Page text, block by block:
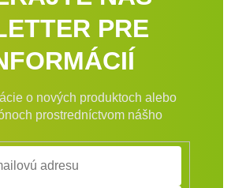
PRE
o nových produktoch alebo
prostredníctvom nášho